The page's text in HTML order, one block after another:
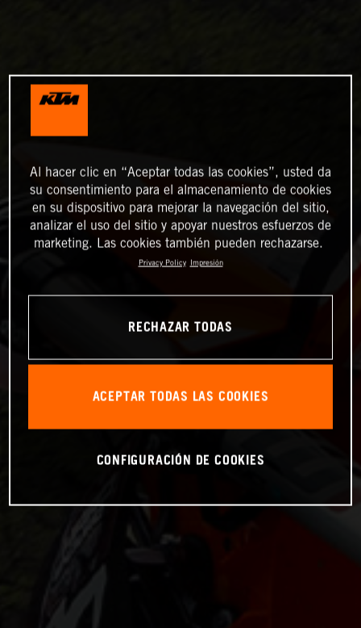
Al hacer clic en “Aceptar todas las cookies”, usted da
su consentimiento para el almacenamiento de cookies
en su dispositivo para mejorar la navegación del sitio,
analizar el uso del sitio y apoyar nuestros esfuerzos de
marketing. Las cookies también pueden rechazarse.
Privacy Policy Impresión
RECHAZAR TODAS
ACEPTAR TODAS LAS COOKIES
CONFIGURACIÓN DE COOKIES